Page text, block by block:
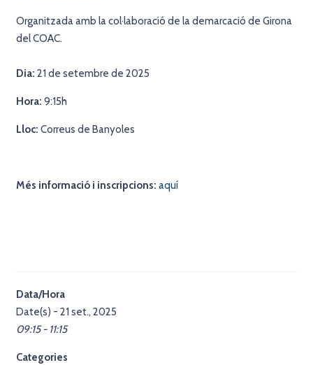
Organitzada amb la col·laboració de la demarcació de Girona
del COAC.
Dia: 21 de setembre de 2025
Hora: 9:15h
Lloc: Correus de Banyoles
Més informació i inscripcions: aquí
Data/Hora
Date(s) - 21 set., 2025
09:15 - 11:15
Categories